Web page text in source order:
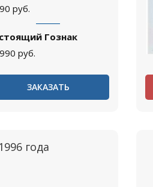
руб.
Гознак
руб.
ЗАКАЗАТЬ
года